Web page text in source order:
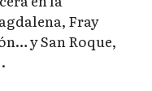
Fray
y San Roque,